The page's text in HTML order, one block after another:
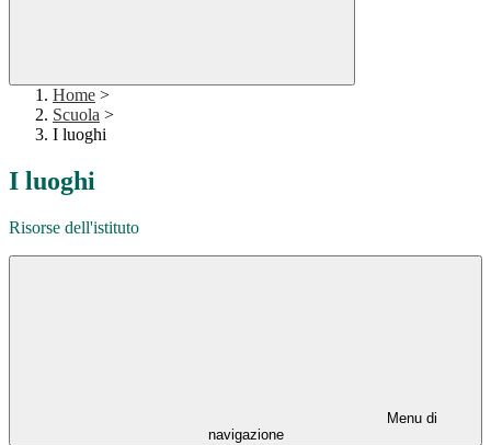
Home >
Scuola >
I luoghi
I luoghi
Risorse dell'istituto
Menu di
navigazione